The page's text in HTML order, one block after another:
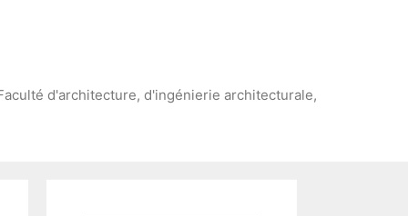
d'architecture, d'ingénierie architecturale,